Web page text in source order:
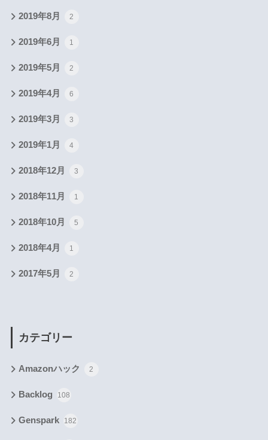
2019年8月 2
2019年6月 1
2019年5月 2
2019年4月 6
2019年3月 3
2019年1月 4
2018年12月 3
2018年11月 1
2018年10月 5
2018年4月 1
2017年5月 2
カテゴリー
Amazonハック 2
Backlog 108
Genspark 182